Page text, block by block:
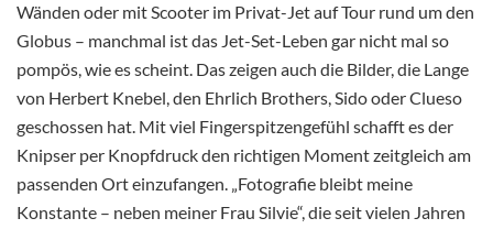
Wänden oder mit Scooter im Privat-Jet auf Tour rund um den
Globus – manchmal ist das Jet-Set-Leben gar nicht mal so
pompös, wie es scheint. Das zeigen auch die Bilder, die Lange
von Herbert Knebel, den Ehrlich Brothers, Sido oder Clueso
geschossen hat. Mit viel Fingerspitzengefühl schafft es der
Knipser per Knopfdruck den richtigen Moment zeitgleich am
passenden Ort einzufangen. „Fotografie bleibt meine
Konstante – neben meiner Frau Silvie“, die seit vielen Jahren